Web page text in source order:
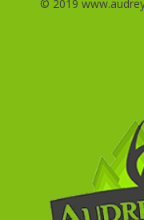
© 2019